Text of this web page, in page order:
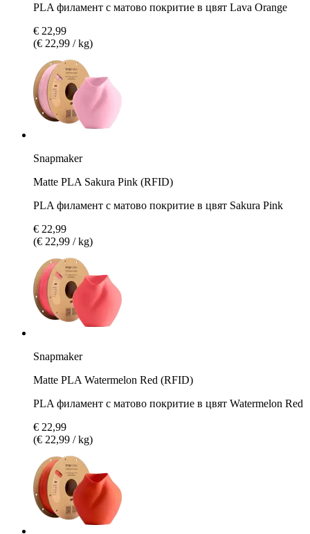
PLA филамент с матово покритие в цвят Lava Orange
€ 22,99
(€ 22,99 / kg)
Snapmaker
Matte PLA Sakura Pink (RFID)
PLA филамент с матово покритие в цвят Sakura Pink
€ 22,99
(€ 22,99 / kg)
Snapmaker
Matte PLA Watermelon Red (RFID)
PLA филамент с матово покритие в цвят Watermelon Red
€ 22,99
(€ 22,99 / kg)